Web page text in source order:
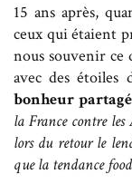
15 ans après,
ceux qui étaient
nous souvenir ce
avec des étoiles
bonheur partagé
la France contre
lors du retour le
que la tendance